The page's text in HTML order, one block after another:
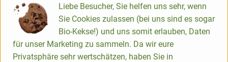
Allergiehinweise
en th alten : Milch, Laktose
Produktinformationen
Liebe Besucher, Sie helfen uns sehr, wenn
Sie Cookies zulassen (bei uns sind es sogar
Bio-Kekse!) und uns somit erlauben, Daten
für unser Marketing zu sammeln. Da wir eure
Privatsphäre sehr wertschätzen, haben Sie in